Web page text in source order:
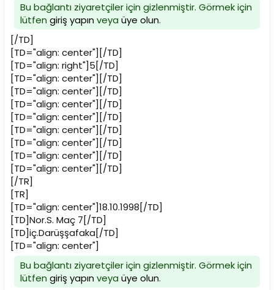
Bu bağlantı ziyaretçiler için gizlenmiştir. Görmek için
lütfen giriş yapınveya üye olun.
[/TD]
[TD="align: center"][/TD]
[TD="align: right"]5[/TD]
[TD="align: center"][/TD]
[TD="align: center"][/TD]
[TD="align: center"][/TD]
[TD="align: center"][/TD]
[TD="align: center"][/TD]
[TD="align: center"][/TD]
[TD="align: center"][/TD]
[TD="align: center"][/TD]
[/TR]
[TR]
[TD="align: center"]18.10.1998[/TD]
[TD]Nor.S. Maç 7[/TD]
[TD]iç.Darüşşafaka[/TD]
[TD="align: center"]
Bu bağlantı ziyaretçiler için gizlenmiştir. Görmek için
lütfen giriş yapınveya üye olun.